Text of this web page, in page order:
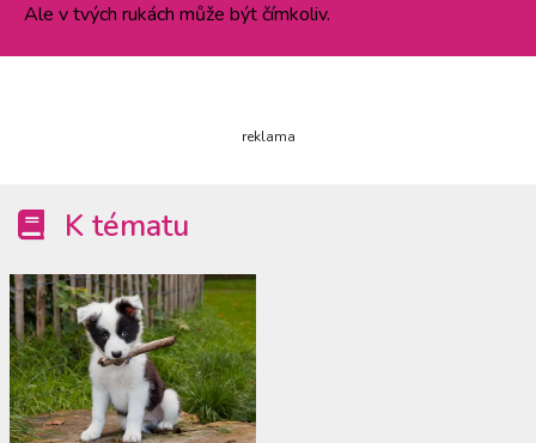
Ale v tvých rukách může být čímkoliv.
reklama
K tématu